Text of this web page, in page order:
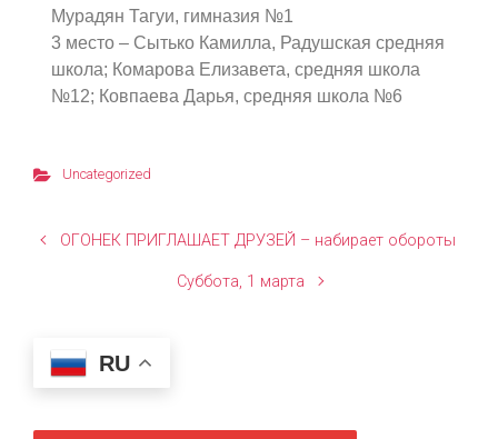
Мурадян Тагуи, гимназия №1
3 место – Сытько Камилла, Радушская средняя
школа; Комарова Елизавета, средняя школа
№12; Ковпаева Дарья, средняя школа №6
Uncategorized
ОГОНЕК ПРИГЛАШАЕТ ДРУЗЕЙ – набирает обороты
Суббота, 1 марта
RU